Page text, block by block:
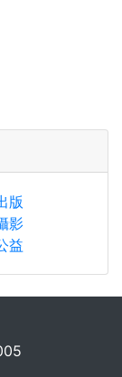
版
影
益